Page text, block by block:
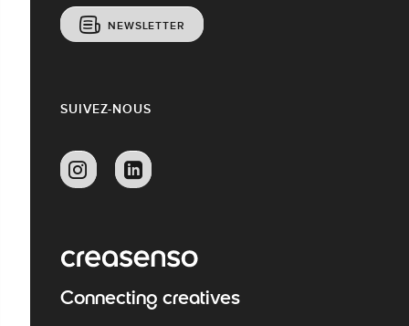
NEWSLETTER
SUIVEZ-NOUS
Connecting creatives